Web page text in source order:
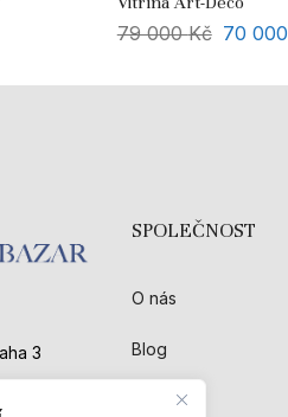
79 000Kč 70 000
3
SPOLEČNOST
O nás
Blog
Kontakt